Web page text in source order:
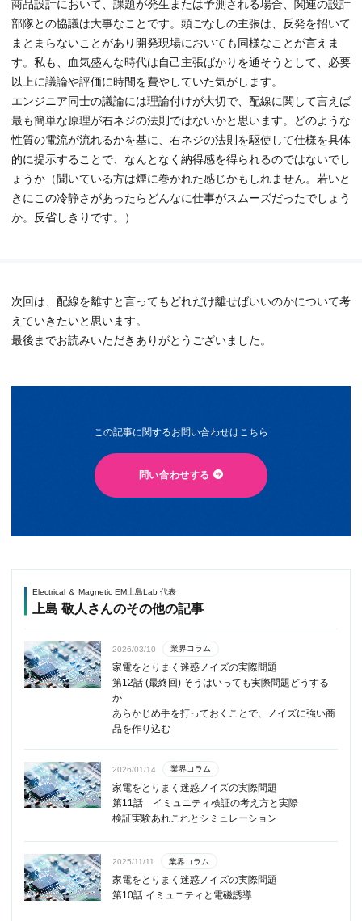
商品設計において、課題が発生または予測される場合、関連の設計
部隊との協議は大事なことです。頭ごなしの主張は、反発を招いて
まとまらないことがあり開発現場においても同様なことが言えま
す。私も、血気盛んな時代は自己主張ばかりを通そうとして、必要
以上に議論や評価に時間を費やしていた気がします。
エンジニア同士の議論には理論付けが大切で、配線に関して言えば
最も簡単な原理が右ネジの法則ではないかと思います。どのような
性質の電流が流れるかを基に、右ネジの法則を駆使して仕様を具体
的に提示することで、なんとなく納得感を得られるのではないでし
ょうか（聞いている方は煙に巻かれた感じかもしれません。若いと
きにこの冷静さがあったらどんなに仕事がスムーズだったでしょう
か。反省しきりです。）
次回は、配線を離すと言ってもどれだけ離せばいいのかについて考
えていきたいと思います。
最後までお読みいただきありがとうございました。
この記事に関するお問い合わせはこちら
問い合わせする
Electrical ＆ Magnetic EM上島Lab 代表
上島 敬人さんのその他の記事
2026/03/10 業界コラム
家電をとりまく迷惑ノイズの実際問題
第12話 (最終回) そうはいっても実際問題どうする
か
あらかじめ手を打っておくことで、ノイズに強い商
品を作り込む
2026/01/14 業界コラム
家電をとりまく迷惑ノイズの実際問題
第11話 イミュニティ検証の考え方と実際
検証実験あれこれとシミュレーション
2025/11/11 業界コラム
家電をとりまく迷惑ノイズの実際問題
第10話 イミュニティと電磁誘導